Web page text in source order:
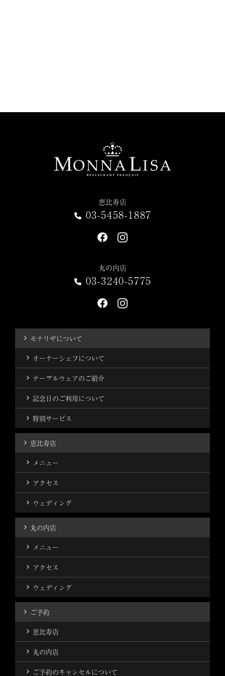
恵比寿店
03-5458-1887
丸の内店
03-3240-5775
モナリザについて
オーナーシェフについて
テーブルウェアのご紹介
記念日のご利用について
特別サービス
恵比寿店
メニュー
アクセス
ウェディング
丸の内店
メニュー
アクセス
ウェディング
ご予約
恵比寿店
丸の内店
ご予約のキャンセルについて